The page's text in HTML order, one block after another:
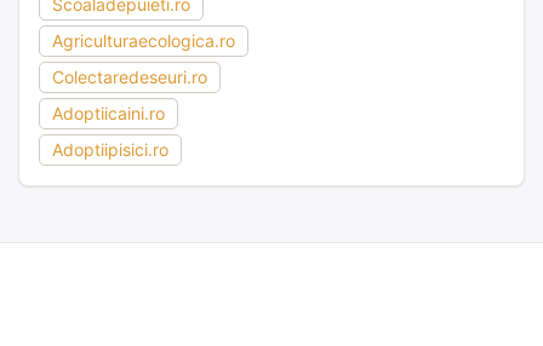
Agriculturaecologica.ro
Colectaredeseuri.ro
Adoptiicaini.ro
Adoptiipisici.ro